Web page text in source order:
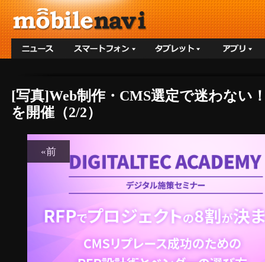
[写真]Web制作・CMS選定で迷わない
を開催（2/2）
«前